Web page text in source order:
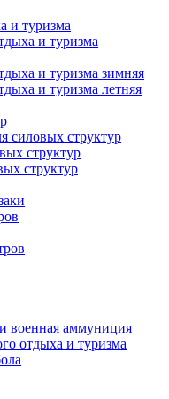
и туризма
и туризма
и туризма зимняя
и туризма летняя
силовых структур
структур
структур
военная аммуниция
отдыха и туризма